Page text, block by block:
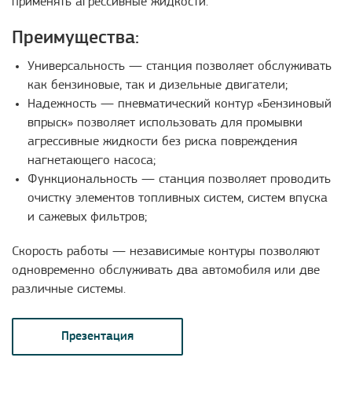
Преимущества:
Универсальность — станция позволяет обслуживать
как бензиновые, так и дизельные двигатели;
Надежность — пневматический контур «Бензиновый
впрыск» позволяет использовать для промывки
агрессивные жидкости без риска повреждения
нагнетающего насоса;
Функциональность — станция позволяет проводить
очистку элементов топливных систем, систем впуска
и сажевых фильтров;
Скорость работы — независимые контуры позволяют
одновременно обслуживать два автомобиля или две
различные системы.
Презентация